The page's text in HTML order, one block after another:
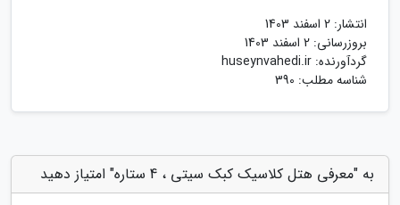
انتشار: 2 اسفند 1403
بروزرسانی: 2 اسفند 1403
گردآورنده: huseynvahedi.ir
شناسه مطلب: 390
به "معرفی هتل کلاسیک کبک سیتی ، 4 ستاره" امتیاز دهید